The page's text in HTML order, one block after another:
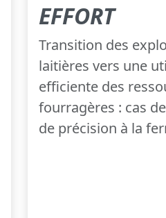
EFFORT
Transition des
laitières vers une
efficiente des
fourragères : cas
de précision à la